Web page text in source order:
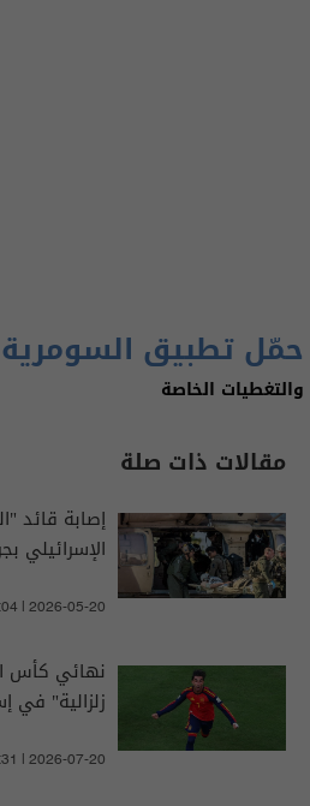
حمّل تطبيق السومرية
والتغطيات الخاصة
مقالات ذات صلة
الإسرائيلي
| 2026-05-20
نهائي كأس
زلزالية" في
| 2026-07-20